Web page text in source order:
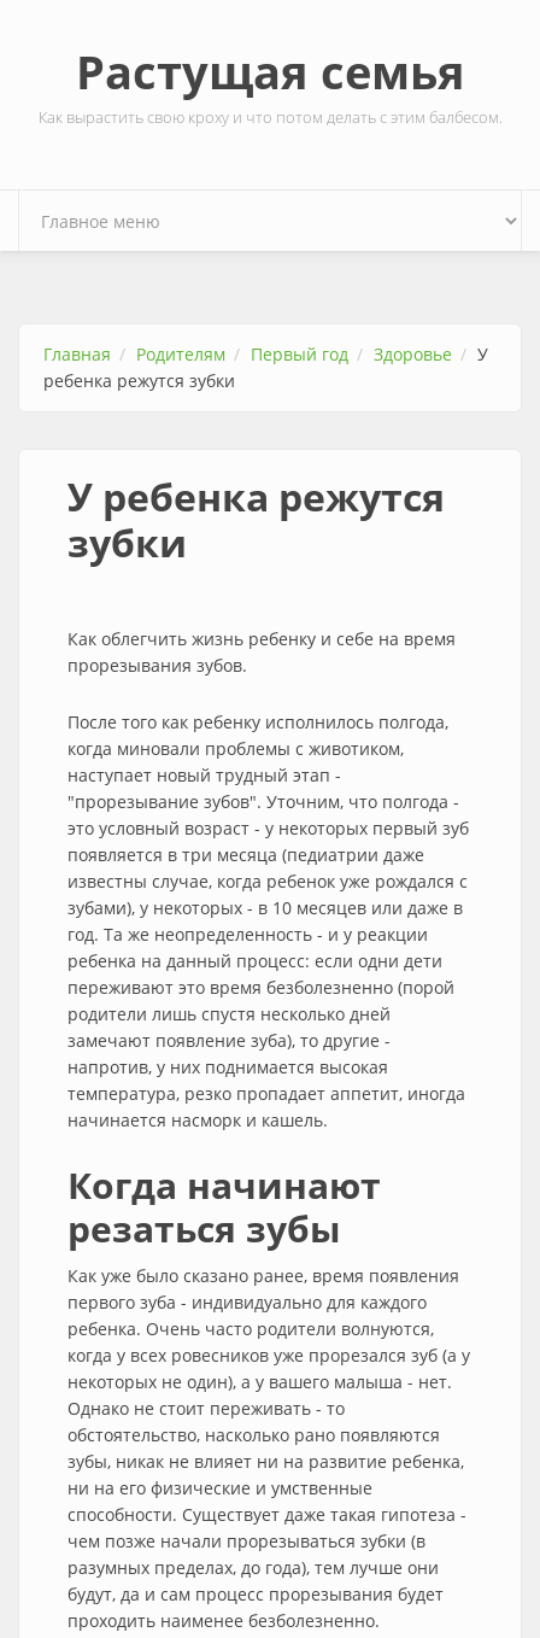
Растущая семья
Как вырастить свою кроху и что потом делать с этим балбесом.
Главная Родителям Первый год Здоровье
У
ребенка режутся зубки
У ребенка режутся
зубки
Как облегчить жизнь ребенку и себе на время
прорезывания зубов.
После того как ребенку исполнилось полгода,
когда миновали проблемы с животиком,
наступает новый трудный этап -
"прорезывание зубов". Уточним, что полгода -
это условный возраст - у некоторых первый зуб
появляется в три месяца (педиатрии даже
известны случае, когда ребенок уже рождался с
зубами), у некоторых - в 10 месяцев или даже в
год. Та же неопределенность - и у реакции
ребенка на данный процесс: если одни дети
переживают это время безболезненно (порой
родители лишь спустя несколько дней
замечают появление зуба), то другие -
напротив, у них поднимается высокая
температура, резко пропадает аппетит, иногда
начинается насморк и кашель.
Когда начинают
резаться зубы
Как уже было сказано ранее, время появления
первого зуба - индивидуально для каждого
ребенка. Очень часто родители волнуются,
когда у всех ровесников уже прорезался зуб (а у
некоторых не один), а у вашего малыша - нет.
Однако не стоит переживать - то
обстоятельство, насколько рано появляются
зубы, никак не влияет ни на развитие ребенка,
ни на его физические и умственные
способности. Существует даже такая гипотеза -
чем позже начали прорезываться зубки (в
разумных пределах, до года), тем лучше они
будут, да и сам процесс прорезывания будет
проходить наименее безболезненно.